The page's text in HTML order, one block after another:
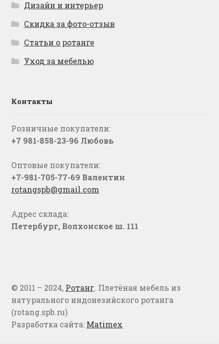
Дизайн и интерьер
Скидка за фото-отзыв
Статьи о ротанге
Уход за мебелью
Контакты
Розничные покупатели:
+7 981-858-23-96 Любовь
Оптовые покупатели:
+7-981-705-77-69 Валентин
rotangspb@gmail.com
Адрес склада:
Петербург, Волхонское ш. 111
© 2011 – 2024, Ротанг. Плетёная мебель из
натурального индонезийского ротанга
(rotang.spb.ru)
Разработка сайта: Matimex